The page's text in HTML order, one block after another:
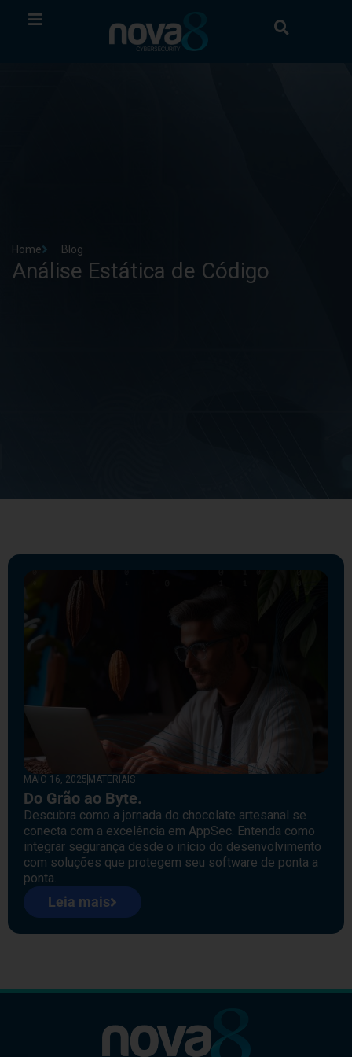
Home Blog
Análise Estática de Código
MAIO 16, 2025 MATERIAIS
Do Grão ao Byte.
Descubra como a jornada do chocolate artesanal se
conecta com a excelência em AppSec. Entenda como
integrar segurança desde o início do desenvolvimento
com soluções que protegem seu software de ponta a
ponta.
Leia mais